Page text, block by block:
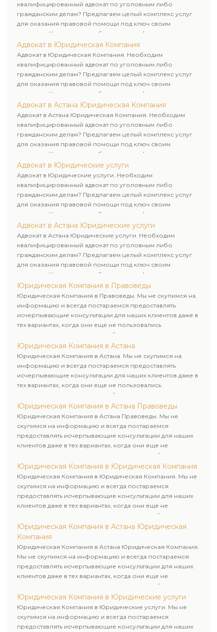
квалифицированный адвокат по уголовным либо
гражданским делам? Предлагаем целый комплекс услуг
для оказания правовой помощи под ключ своим
клиентам. Комплексное обслуживание физических и
юридических лиц. Индивидуальный подход к каждому
клиенту.
Адвокат в Юридическая Компания
Адвокат в Юридическая Компания. Необходим
квалифицированный адвокат по уголовным либо
гражданским делам? Предлагаем целый комплекс услуг
для оказания правовой помощи под ключ своим
клиентам. Комплексное обслуживание физических и
юридических лиц. Индивидуальный подход к каждому
клиенту.
Адвокат в Астана Юридическая Компания
Адвокат в Астана Юридическая Компания. Необходим
квалифицированный адвокат по уголовным либо
гражданским делам? Предлагаем целый комплекс услуг
для оказания правовой помощи под ключ своим
клиентам. Комплексное обслуживание физических и
юридических лиц. Индивидуальный подход к каждому
клиенту.
Адвокат в Юридические услуги
Адвокат в Юридические услуги. Необходим
квалифицированный адвокат по уголовным либо
гражданским делам? Предлагаем целый комплекс услуг
для оказания правовой помощи под ключ своим
клиентам. Комплексное обслуживание физических и
юридических лиц. Индивидуальный подход к каждому
клиенту.
Адвокат в Астана Юридические услуги
Адвокат в Астана Юридические услуги. Необходим
квалифицированный адвокат по уголовным либо
гражданским делам? Предлагаем целый комплекс услуг
для оказания правовой помощи под ключ своим
клиентам. Комплексное обслуживание физических и
юридических лиц. Индивидуальный подход к каждому
клиенту.
Юридическая Компания в Правоведы
Юридическая Компания в Правоведы. Мы не скупимся на
информацию и всегда постараемся предоставлять
исчерпывающие консультации для наших клиентов даже в
тех вариантах, когда они еще не пользовались
юридическими услугами нашей компании.
Юридическая Компания в Астана
Юридическая Компания в Астана. Мы не скупимся на
информацию и всегда постараемся предоставлять
исчерпывающие консультации для наших клиентов даже в
тех вариантах, когда они еще не пользовались
юридическими услугами нашей компании.
Юридическая Компания в Астана Правоведы
Юридическая Компания в Астана Правоведы. Мы не
скупимся на информацию и всегда постараемся
предоставлять исчерпывающие консультации для наших
клиентов даже в тех вариантах, когда они еще не
пользовались юридическими услугами нашей компании.
Юридическая Компания в Юридическая Компания
Юридическая Компания в Юридическая Компания. Мы не
скупимся на информацию и всегда постараемся
предоставлять исчерпывающие консультации для наших
клиентов даже в тех вариантах, когда они еще не
пользовались юридическими услугами нашей компании.
Юридическая Компания в Астана Юридическая
Компания
Юридическая Компания в Астана Юридическая Компания.
Мы не скупимся на информацию и всегда постараемся
предоставлять исчерпывающие консультации для наших
клиентов даже в тех вариантах, когда они еще не
пользовались юридическими услугами нашей компании.
Юридическая Компания в Юридические услуги
Юридическая Компания в Юридические услуги. Мы не
скупимся на информацию и всегда постараемся
предоставлять исчерпывающие консультации для наших